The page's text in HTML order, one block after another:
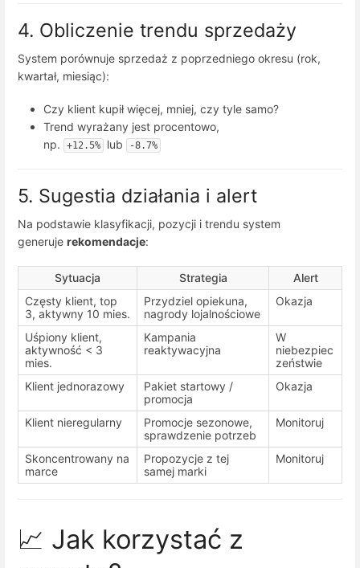
4. Obliczenie trendu sprzedaży
System porównuje sprzedaż z poprzedniego okresu (rok,
kwartał, miesiąc):
Czy klient kupił więcej, mniej, czy tyle samo?
Trend wyrażany jest procentowo,
np.
+12.5% lub -8.7%
5. Sugestia działania i alert
Na podstawie klasyfikacji, pozycji i trendu system
generuje rekomendacje:
Sytuacja Strategia
Alert
Częsty klient, top
3, aktywny 10 mies.
Przydziel opiekuna,
nagrody lojalnościowe
Okazja
Uśpiony klient,
aktywność < 3
mies.
Kampania
reaktywacyjna
W
niebezpiec
zeństwie
Klient jednorazowy
Pakiet startowy /
promocja
Okazja
Klient nieregularny
Promocje sezonowe,
sprawdzenie potrzeb
Monitoruj
Skoncentrowany na
marce
Propozycje z tej
samej marki
Monitoruj
📈 Jak korzystać z